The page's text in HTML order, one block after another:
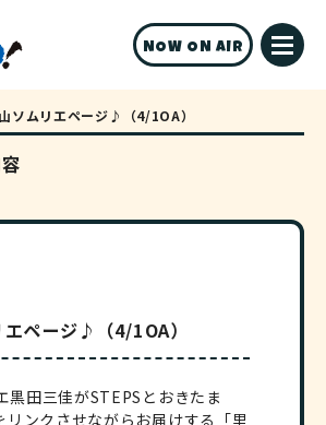
NOW ON AIR
ソムリエページ♪（4/1OA）
ページ♪（4/1OA）
黒田三佳がSTEPSとおきたま
リンクさせながらお届けする「里